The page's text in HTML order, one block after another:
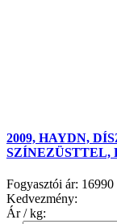
2009, HAYDN,
SZÍNEZÜSTTEL,
Fogyasztói ár: 16990
Kedvezmény:
Ár / kg: